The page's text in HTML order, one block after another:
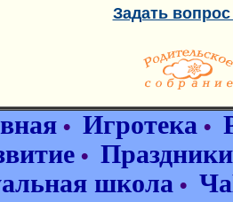
Задать
• Игротека •
• Праздники
школа •